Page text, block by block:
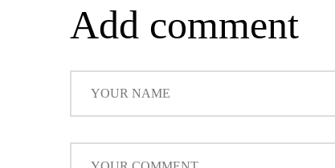
Add comment